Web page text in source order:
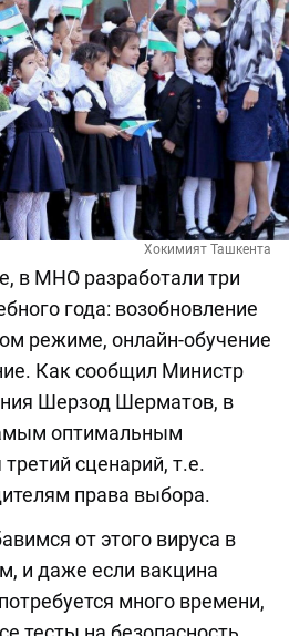
Хокимият Ташкента
в МНО разработали три
года: возобновление
режиме, онлайн-обучение
Как сообщил Министр
Шерзод Шерматов, в
оптимальным
сценарий, т.е.
права выбора.
от этого вируса в
и даже если вакцина
много времени,